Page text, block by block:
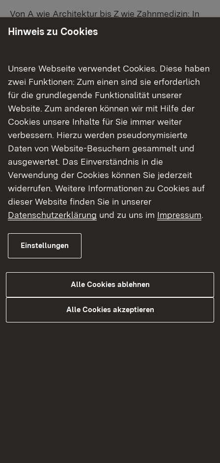
Von A wie Architektur bis Z wie Zahnmedizin: In
Baden-Württemberg warten unzählige
Studiengangsuche schnell den passenden
Studienplatz. Außerdem gibt's eine Schritt-für-
Schritt-Anleitung zu deinem Traum-Studium.
Finde dein Studium in Baden-Württemberg
Hinweis zu Cookies
Unsere Webseite verwendet Cookies. Diese haben
zwei Funktionen: Zum einen sind sie erforderlich
für die grundlegende Funktionalität unserer
Website. Zum anderen können wir mit Hilfe der
Cookies unsere Inhalte für Sie immer weiter
verbessern. Hierzu werden pseudonymisierte
Daten von Website-Besuchern gesammelt und
ausgewertet. Das Einverständnis in die
Verwendung der Cookies können Sie jederzeit
widerrufen. Weitere Informationen zu Cookies auf
dieser Website finden Sie in unserer
Datenschutzerklärung und zu uns im Impressum.
Einstellungen
Alle Cookies ablehnen
Alle Cookies akzeptieren